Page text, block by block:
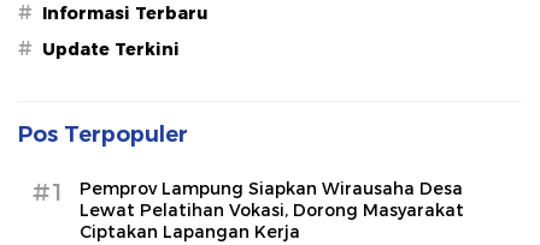
# Informasi Terbaru
# Update Terkini
Pos Terpopuler
#1
Pemprov Lampung Siapkan Wirausaha Desa
Lewat Pelatihan Vokasi, Dorong Masyarakat
Ciptakan Lapangan Kerja